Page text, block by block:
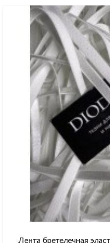
Лента бретелечная